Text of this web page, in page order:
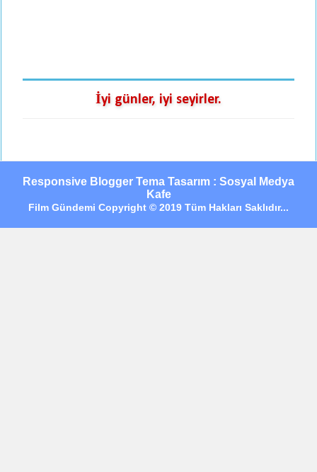
İyi günler, iyi seyirler.
Responsive Blogger Tema Tasarım : Sosyal Medya
Kafe
Film Gündemi Copyright © 2019 Tüm Hakları Saklıdır...